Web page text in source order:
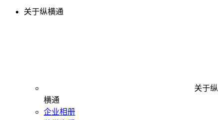
关于纵横通
关于纵
横通
企业相册